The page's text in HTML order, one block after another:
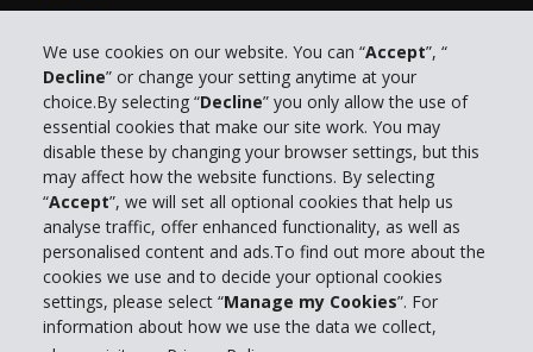
We use cookies on our website. You can “Accept”, “
Decline” or change your setting anytime at your
choice.By selecting “Decline” you only allow the use of
essential cookies that make our site work. You may
disable these by changing your browser settings, but this
may affect how the website functions. By selecting
“Accept”, we will set all optional cookies that help us
analyse traffic, offer enhanced functionality, as well as
personalised content and ads.To find out more about the
cookies we use and to decide your optional cookies
settings, please select “Manage my Cookies”. For
information about how we use the data we collect,
Info su Hertz
Business
Customer Service
Prenota con Hertz